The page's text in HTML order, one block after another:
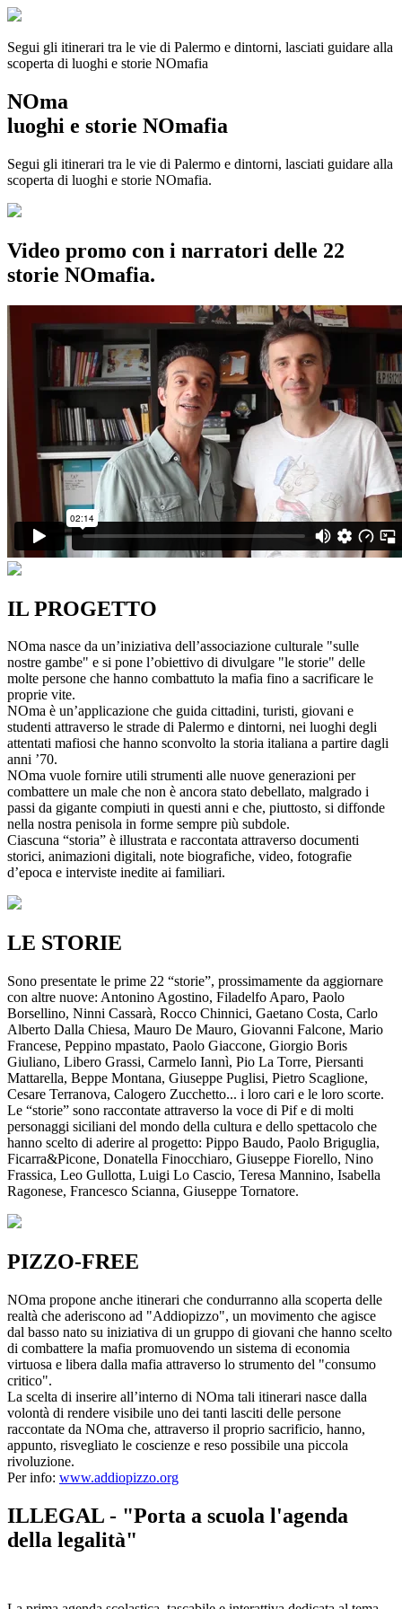
Segui gli itinerari tra le vie di Palermo e dintorni, lasciati guidare alla
scoperta di luoghi e storie NOmafia
NOma
luoghi e storie NOmafia
Segui gli itinerari tra le vie di Palermo e dintorni, lasciati guidare alla
scoperta di luoghi e storie NOmafia.
Video promo con i narratori delle 22
storie NOmafia.
IL PROGETTO
NOma nasce da un’iniziativa dell’associazione culturale "sulle
nostre gambe" e si pone l’obiettivo di divulgare "le storie" delle
molte persone che hanno combattuto la mafia fino a sacrificare le
proprie vite.
NOma è un’applicazione che guida cittadini, turisti, giovani e
studenti attraverso le strade di Palermo e dintorni, nei luoghi degli
attentati mafiosi che hanno sconvolto la storia italiana a partire dagli
anni ’70.
NOma vuole fornire utili strumenti alle nuove generazioni per
combattere un male che non è ancora stato debellato, malgrado i
passi da gigante compiuti in questi anni e che, piuttosto, si diffonde
nella nostra penisola in forme sempre più subdole.
Ciascuna “storia” è illustrata e raccontata attraverso documenti
storici, animazioni digitali, note biografiche, video, fotografie
d’epoca e interviste inedite ai familiari.
LE STORIE
Sono presentate le prime 22 “storie”, prossimamente da aggiornare
con altre nuove: Antonino Agostino, Filadelfo Aparo, Paolo
Borsellino, Ninni Cassarà, Rocco Chinnici, Gaetano Costa, Carlo
Alberto Dalla Chiesa, Mauro De Mauro, Giovanni Falcone, Mario
Francese, Peppino mpastato, Paolo Giaccone, Giorgio Boris
Giuliano, Libero Grassi, Carmelo Iannì, Pio La Torre, Piersanti
Mattarella, Beppe Montana, Giuseppe Puglisi, Pietro Scaglione,
Cesare Terranova, Calogero Zucchetto... i loro cari e le loro scorte.
Le “storie” sono raccontate attraverso la voce di Pif e di molti
personaggi siciliani del mondo della cultura e dello spettacolo che
hanno scelto di aderire al progetto: Pippo Baudo, Paolo Briguglia,
Ficarra&Picone, Donatella Finocchiaro, Giuseppe Fiorello, Nino
Frassica, Leo Gullotta, Luigi Lo Cascio, Teresa Mannino, Isabella
Ragonese, Francesco Scianna, Giuseppe Tornatore.
PIZZO-FREE
NOma propone anche itinerari che condurranno alla scoperta delle
realtà che aderiscono ad "Addiopizzo", un movimento che agisce
dal basso nato su iniziativa di un gruppo di giovani che hanno scelto
di combattere la mafia promuovendo un sistema di economia
virtuosa e libera dalla mafia attraverso lo strumento del "consumo
critico".
La scelta di inserire all’interno di NOma tali itinerari nasce dalla
volontà di rendere visibile uno dei tanti lasciti delle persone
raccontate da NOma che, attraverso il proprio sacrificio, hanno,
appunto, risvegliato le coscienze e reso possibile una piccola
rivoluzione.
Per info: www.addiopizzo.org
ILLEGAL - "Porta a scuola l'agenda
della legalità"